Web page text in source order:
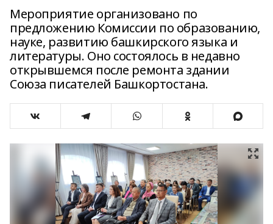
Мероприятие организовано по
предложению Комиссии по образованию,
науке, развитию башкирского языка и
литературы. Оно состоялось в недавно
открывшемся после ремонта здании
Союза писателей Башкортостана.